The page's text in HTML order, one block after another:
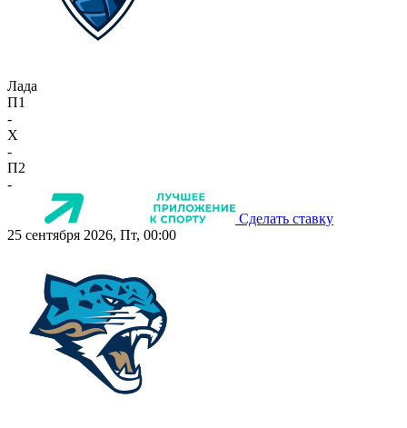
Лада
П1
-
X
-
П2
-
Сделать ставку
25 сентября 2026, Пт, 00:00